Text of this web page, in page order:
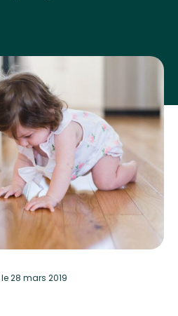
le 28 mars 2019